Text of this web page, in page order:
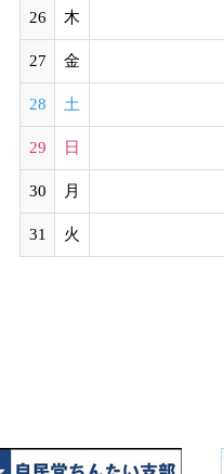
26 木
27 金
28 土
29 日
30 月
31 火